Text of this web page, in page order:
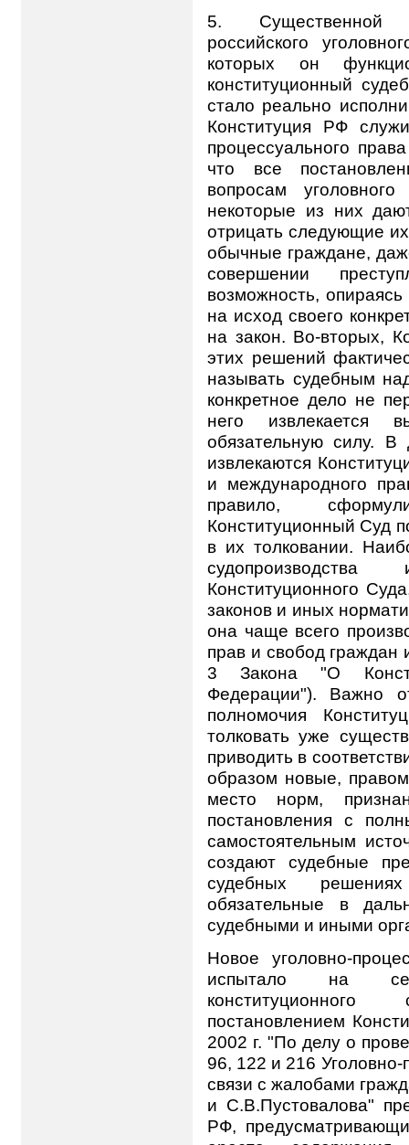
5. Существенной
российского
которых он
конституционный
стало реально
Конституция РФ
процессуального
что все
вопросам
некоторые из них
отрицать следующие
обычные граждане,
совершении
возможность,
на исход своего
на закон. Во-вторых,
этих решений
называть судебным
конкретное дело не
него
обязательную силу.
извлекаются
и международного
правило,
Конституционный Суд
в их толковании.
Конституционного
законов и иных
она чаще всего
прав и свобод граждан
3 Закона "О
Федерации"). Важно
полномочия
толковать уже
приводить в
образом новые,
место норм,
постановления с
самостоятельным
создают судебные
судебных
обязательные в
судебными и иными
Новое уголовно-
испытало на
постановлением
2002 г. "По делу о
96, 122 и 216
связи с жалобами
и С.В.Пустовалова"
РФ,